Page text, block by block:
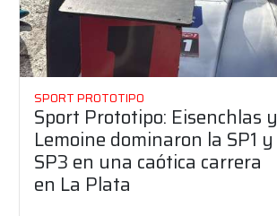
SPORT PROTOTIPO
Sport Prototipo: Eisenchlas y
Lemoine dominaron la SP1 y
SP3 en una caótica carrera
en La Plata